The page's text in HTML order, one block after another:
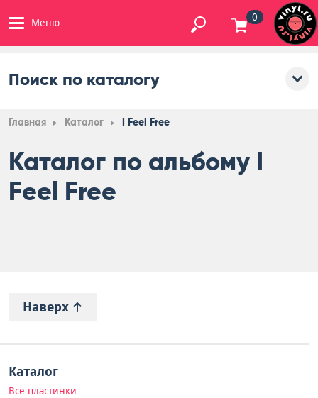
Меню 0
Поиск по каталогу
Главная Каталог I Feel Free
Каталог по альбому I
Feel Free
Наверх
Каталог
Все пластинки